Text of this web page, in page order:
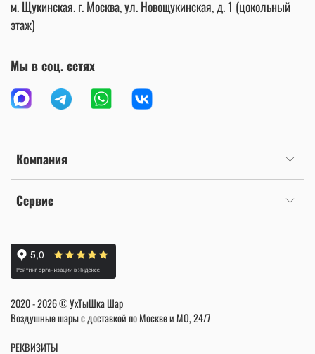
Компания
Сервис
м. Щукинская. г. Москва, ул. Новощукинская, д. 1 (цокольный
этаж)
Мы в соц. сетях
2020 - 2026 © УхТыШка Шар
Воздушные шары с доставкой по Москве и МО, 24/7
РЕКВИЗИТЫ